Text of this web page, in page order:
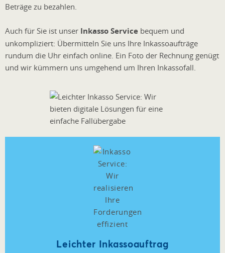
Beträge zu bezahlen.
Auch für Sie ist unser Inkasso Service bequem und
unkompliziert: Übermitteln Sie uns Ihre Inkassoaufträge
rundum die Uhr einfach online. Ein Foto der Rechnung genügt
und wir kümmern uns umgehend um Ihren Inkassofall.
Leichter Inkassoauftrag